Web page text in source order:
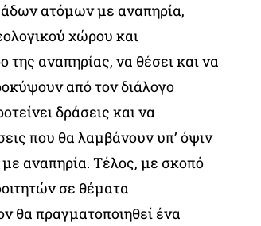
ατόμων με αναπηρία,
χώρου και
της αναπηρίας, να θέσει και να
από τον διάλογο
δράσεις και να
που θα λαμβάνουν υπ’ όψιν
με αναπηρία. Τέλος, με σκοπό
σε θέματα
θα πραγματοποιηθεί ένα